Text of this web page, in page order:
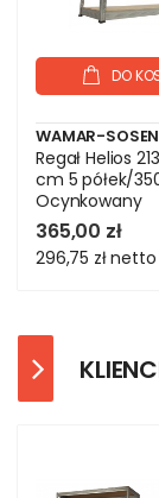
DO
WAMAR-
Regał Helios
cm 5 półek/
Ocynkowany
365,00 zł
296,75 złnetto